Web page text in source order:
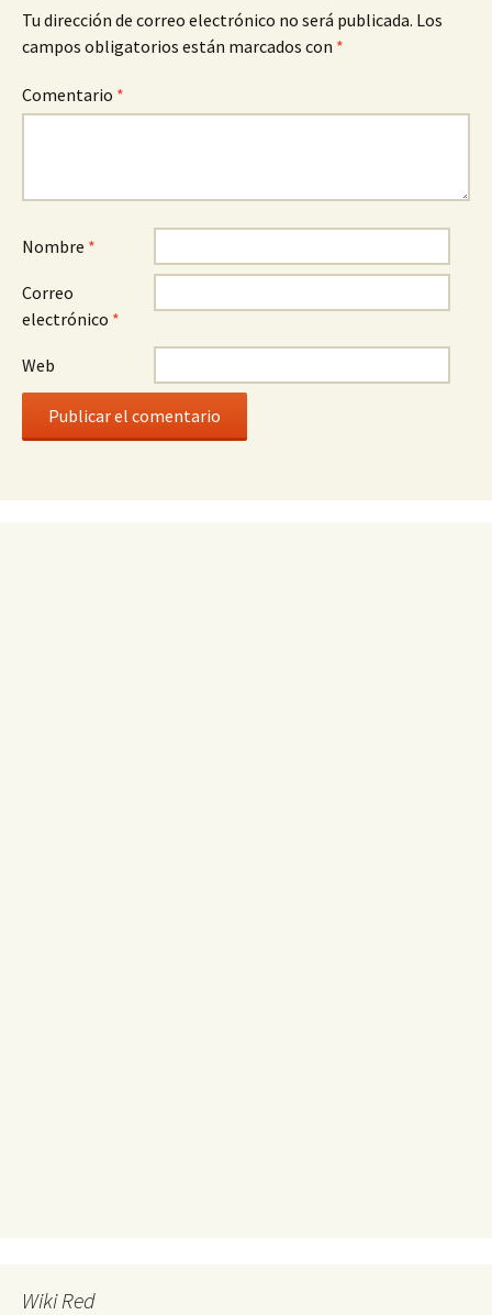
Tu dirección de correo electrónico no será publicada. Los
campos obligatorios están marcados con *
Comentario *
Nombre *
Correo
electrónico *
Web
Wiki Red